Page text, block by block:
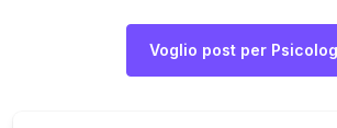
Voglio post per